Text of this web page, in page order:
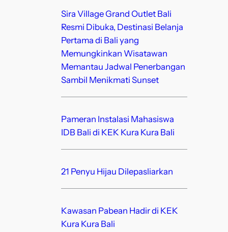
Sira Village Grand Outlet Bali
Resmi Dibuka, Destinasi Belanja
Pertama di Bali yang
Memungkinkan Wisatawan
Memantau Jadwal Penerbangan
Sambil Menikmati Sunset
Pameran Instalasi Mahasiswa
IDB Bali di KEK Kura Kura Bali
21 Penyu Hijau Dilepasliarkan
Kawasan Pabean Hadir di KEK
Kura Kura Bali